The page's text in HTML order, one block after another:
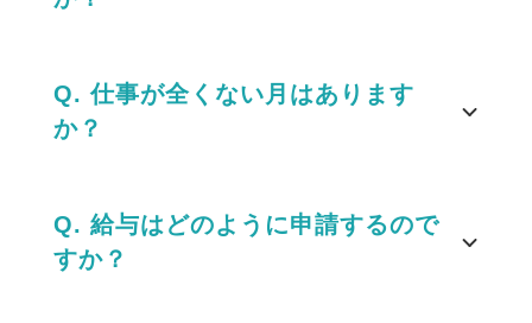
Q. 仕事が全くない月はあります
か？
Q. 給与はどのように申請するので
すか？